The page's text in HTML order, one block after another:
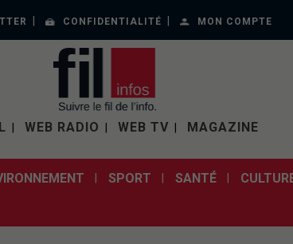
CONFIDENTIALITÉ MON COMPTE
WEB RADIO WEB TV MAGAZINE
SPORT SANTÉ